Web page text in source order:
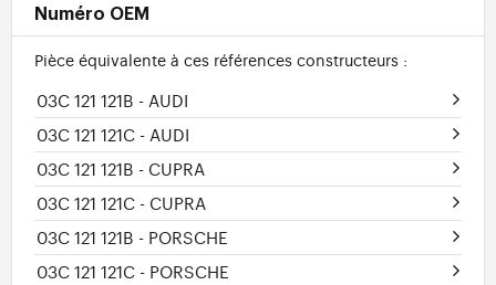
Numéro OEM
Pièce équivalente à ces références constructeurs :
03C 121 121B - AUDI
03C 121 121C - AUDI
03C 121 121B - CUPRA
03C 121 121C - CUPRA
03C 121 121B - PORSCHE
03C 121 121C - PORSCHE